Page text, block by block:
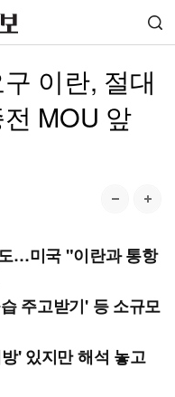
이란, 절대
MOU 앞
…미국 "이란과 통항
주고받기' 등 소규모
' 있지만 해석 놓고